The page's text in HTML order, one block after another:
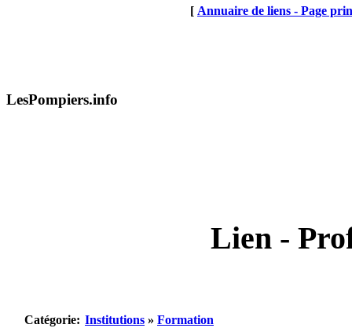
[ Annuaire de liens - Page
LesPompiers.info
Lien -
Catégorie: Institutions » Formation